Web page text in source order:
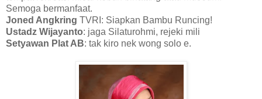
Semoga bermanfaat.
Joned Angkring TVRI: Siapkan Bambu Runcing!
Ustadz Wijayanto: jaga Silaturohmi, rejeki mili
Setyawan Plat AB: tak kiro nek wong solo e.